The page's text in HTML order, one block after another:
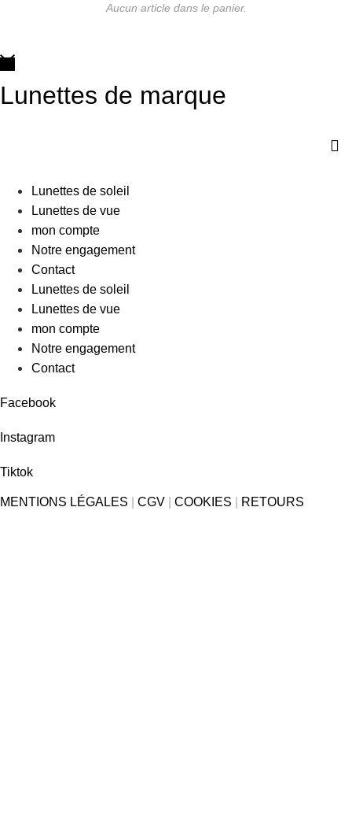
Aucun article dans le panier.
Lunettes de marque
Lunettes de soleil
Lunettes de vue
mon compte
Notre engagement
Contact
Lunettes de soleil
Lunettes de vue
mon compte
Notre engagement
Contact
Facebook
Instagram
Tiktok
MENTIONS LÉGALES CGV COOKIES RETOURS